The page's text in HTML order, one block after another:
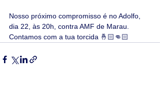
Nosso próximo compromisso é no Adolfo,
dia 22, às 20h, contra AMF de Marau.
Contamos com a tua torcida 🤞🏻👊🏻